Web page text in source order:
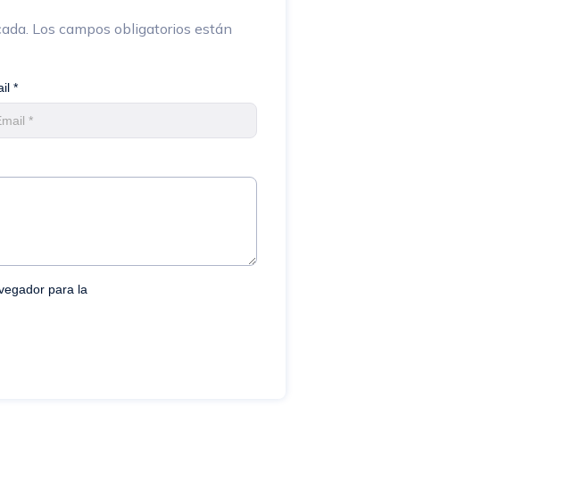
Los campos obligatorios están
*
para la